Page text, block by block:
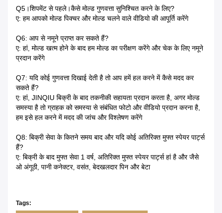
Q5।शिपमेंट से पहले।कैसे मोल्ड गुणवत्ता सुनिश्चित करने के लिए?
ए: हम आपको मोल्ड पिक्चर और मोल्ड चलने वाले वीडियो की आपूर्ति करेंगे
Q6: आप से नमूने प्राप्त कर सकते हैं?
ए: हां, मोल्ड खत्म होने के बाद हम मोल्ड का परीक्षण करेंगे और चेक के लिए नमूने
प्रदान करेंगे
Q7: यदि कोई गुणवत्ता दिखाई देती है तो आप हमें हल करने में कैसे मदद कर
सकते हैं?
ए: हां, JINQIU बिक्री के बाद तकनीकी सहायता प्रदान करता है, अगर मोल्ड
समस्या है तो ग्राहक को समस्या से संबंधित फोटो और वीडियो प्रदान करना है,
हम इसे हल करने में मदद की जांच और विश्लेषण करेंगे
Q8: बिक्री सेवा के कितने समय बाद और यदि कोई अतिरिक्त मुफ्त स्पेयर पार्ट्स
हैं?
ए: बिक्री के बाद मुफ्त सेवा 1 वर्ष, अतिरिक्त मुफ्त स्पेयर पार्ट्स हां है और जैसे
ओ अंगूठी, पानी कनेक्टर, वसंत, बेदखलदार पिन और बेटा
Tags: